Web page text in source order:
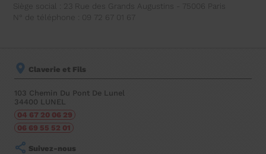
Siège social : 23 Rue des Grands Augustins - 75006 Paris
N° de téléphone : 09 72 67 01 67
Claverie et Fils
103 Chemin Du Pont De Lunel
34400 LUNEL
04 67 20 06 29
06 69 55 52 01
Suivez-nous